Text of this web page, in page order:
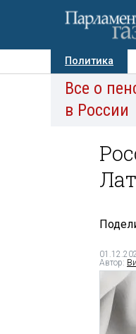
Политика
Авторы
Все о
в России
Автор: